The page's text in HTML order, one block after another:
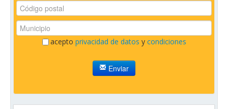
acepto privacidad de datos y condiciones
Enviar